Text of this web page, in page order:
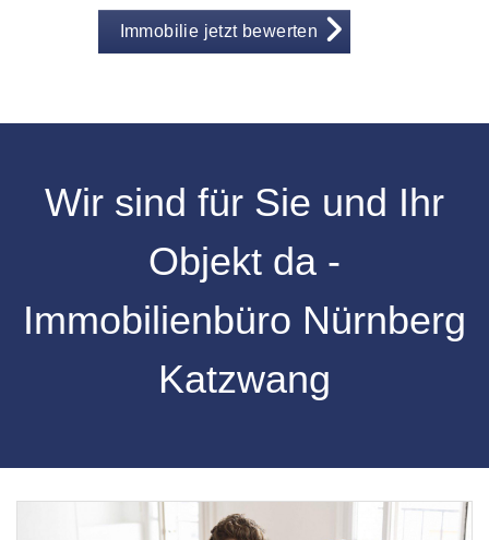
Immobilie jetzt bewerten
Wir sind für Sie und Ihr
Objekt da -
Immobilienbüro Nürnberg
Katzwang